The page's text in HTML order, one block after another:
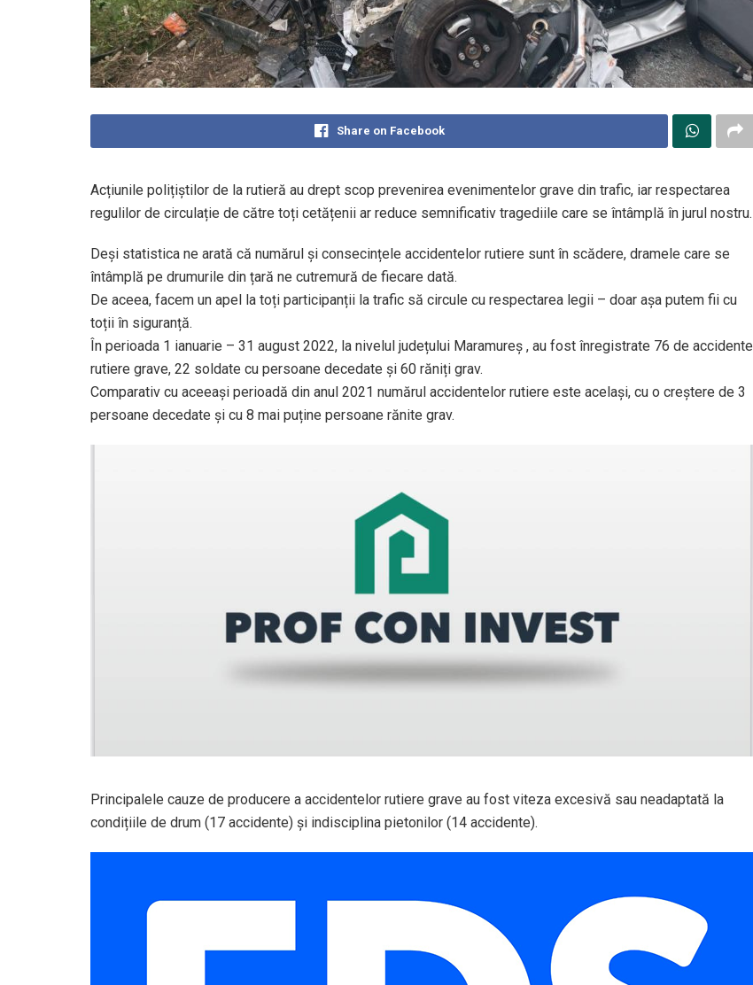
Share on Facebook
Acțiunile polițiștilor de la rutieră au drept scop prevenirea evenimentelor grave din trafic, iar respectarea
regulilor de circulație de către toți cetățenii ar reduce semnificativ tragediile care se întâmplă în jurul nostru.
Deși statistica ne arată că numărul și consecințele accidentelor rutiere sunt în scădere, dramele care se
întâmplă pe drumurile din țară ne cutremură de fiecare dată.
De aceea, facem un apel la toți participanții la trafic să circule cu respectarea legii – doar așa putem fii cu
toții în siguranță.
În perioada 1 ianuarie – 31 august 2022, la nivelul județului Maramureș , au fost înregistrate 76 de accidente
rutiere grave, 22 soldate cu persoane decedate și 60 răniți grav.
Comparativ cu aceeași perioadă din anul 2021 numărul accidentelor rutiere este același, cu o creștere de 3
persoane decedate și cu 8 mai puține persoane rănite grav.
Principalele cauze de producere a accidentelor rutiere grave au fost viteza excesivă sau neadaptată la
condițiile de drum (17 accidente) și indisciplina pietonilor (14 accidente).